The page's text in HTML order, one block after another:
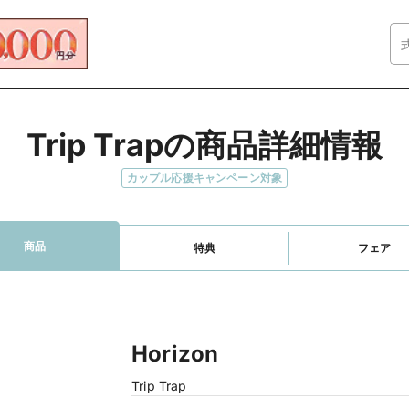
Trip Trapの商品詳細情報
カップル応援キャンペーン対象
商品 特典 フェア
Horizon
Trip Trap